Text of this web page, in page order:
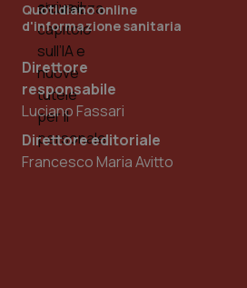
Quotidiano online
d'informazione sanitaria
Direttore
responsabile
Luciano Fassari
Direttore editoriale
Francesco Maria Avitto
_ga_KM60CM4NPH